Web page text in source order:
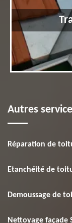
Autres
Réparation de
Etanchéité de
Demoussage de
Nettoyage façade